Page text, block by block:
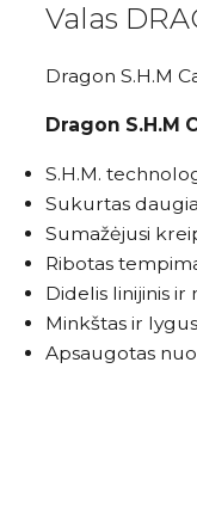
Valas
Dragon S.H.M
Dragon S.H.M
S.H.M.
Sukurtas
Sumažėjusi
Ribotas
Didelis linijinis ir
Minkštas ir
Apsaugotas